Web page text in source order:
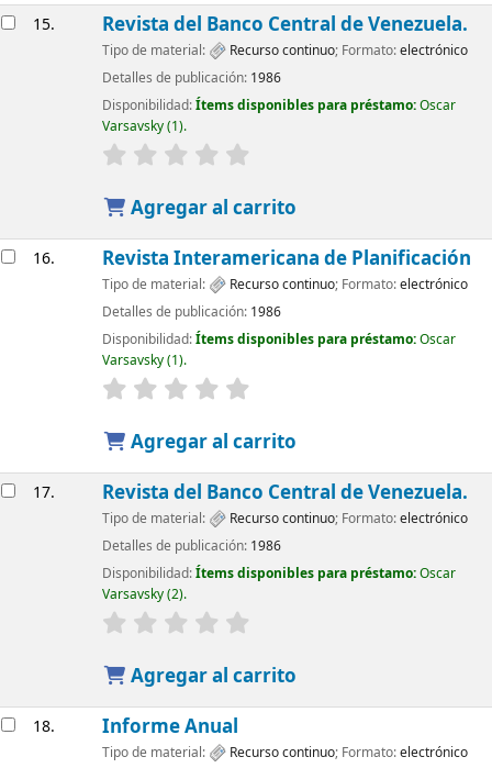
15. Revista del Banco Central de Venezuela.
Tipo de material: Recurso continuo; Formato:electrónico
Detalles de publicación: 1986
Disponibilidad:Ítems disponibles para préstamo:Oscar
Varsavsky(1).
Agregar al carrito
16. Revista Interamericana de Planificación
Tipo de material: Recurso continuo; Formato:electrónico
Detalles de publicación: 1986
Disponibilidad:Ítems disponibles para préstamo:Oscar
Varsavsky(1).
Agregar al carrito
17. Revista del Banco Central de Venezuela.
Tipo de material: Recurso continuo; Formato:electrónico
Detalles de publicación: 1986
Disponibilidad:Ítems disponibles para préstamo:Oscar
Varsavsky(2).
Agregar al carrito
18. Informe Anual
Tipo de material: Recurso continuo; Formato:electrónico